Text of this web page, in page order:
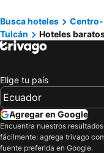
Hotel San Marcos Las
Hotel Casa de
Angasmayo
Mestiza Hotel Boutique
Hotel Damasco
Lumar
Hotel Golden Coral
Majestic Hotel
Busca hoteles Centro-
Tulcán
Hoteles
Elige tu país
Agregar en Google
Encuentra nuestros resultados
fácilmente: agrega trivago
fuente preferida en Google.